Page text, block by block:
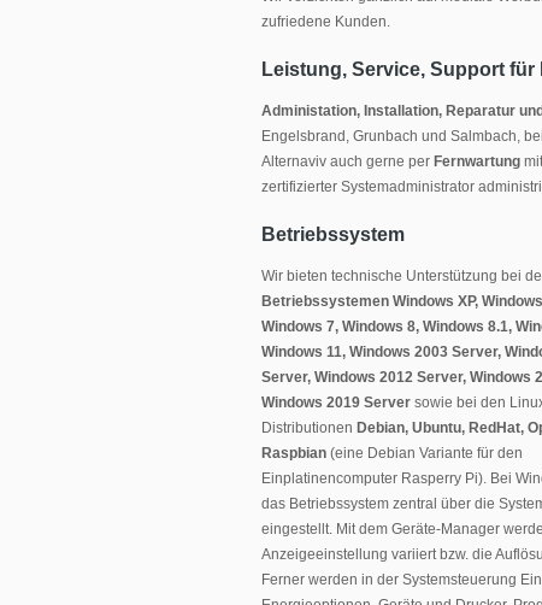
zufriedene Kunden.
Leistung, Service, Support für
Administation, Installation, Reparatur
Engelsbrand, Grunbach und Salmbach,
Alternaviv auch gerne per Fernwartung
zertifizierter Systemadministrator
Betriebssystem
Wir bieten technische Unterstützung bei
Betriebssystemen Windows XP,
Windows 7, Windows 8, Windows 8.1,
Windows 11, Windows 2003 Server,
Server, Windows 2012 Server, Windows
Windows 2019 Server sowie bei den
Distributionen Debian, Ubuntu, RedHat,
Raspbian (eine Debian Variante für den
Einplatinencomputer Rasperry Pi). Bei
das Betriebssystem zentral über die
eingestellt. Mit dem Geräte-Manager
Anzeigeeinstellung variiert bzw. die
Ferner werden in der Systemsteuerung